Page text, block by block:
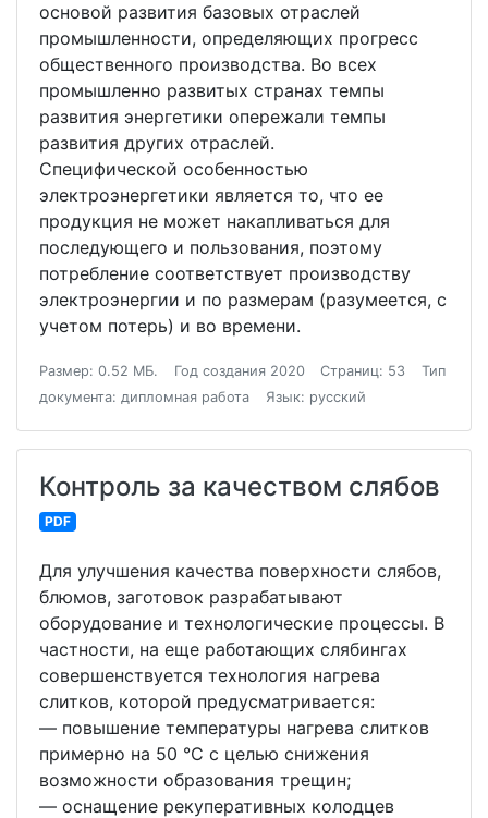
основой развития базовых отраслей
промышленности, определяющих прогресс
общественного производства. Во всех
промышленно развитых странах темпы
развития энергетики опережали темпы
развития других отраслей.
Специфической особенностью
электроэнергетики является то, что ее
продукция не может накапливаться для
последующего и пользования, поэтому
потребление соответствует производству
электроэнергии и по размерам (разумеется, с
учетом потерь) и во времени.
Размер: 0.52 МБ. Год создания 2020 Страниц: 53
Тип
документа: дипломная работа
Язык: русский
Контроль за качеством слябов
PDF
Для улучшения качества поверхности слябов,
блюмов, заготовок разрабатывают
оборудование и технологические процессы. В
частности, на еще работающих слябингах
совершенствуется технология нагрева
слитков, которой предусматривается:
— повышение температуры нагрева слитков
примерно на 50 °С с целью снижения
возможности образования трещин;
— оснащение рекуперативных колодцев